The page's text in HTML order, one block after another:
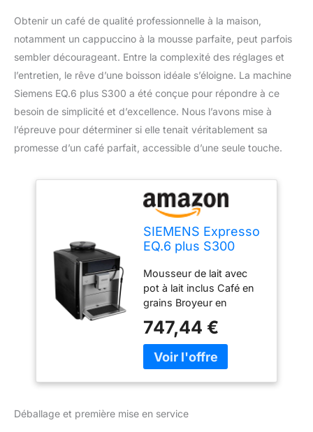
Obtenir un café de qualité professionnelle à la maison,
notamment un cappuccino à la mousse parfaite, peut parfois
sembler décourageant. Entre la complexité des réglages et
l’entretien, le rêve d’une boisson idéale s’éloigne. La machine
Siemens EQ.6 plus S300 a été conçue pour répondre à ce
besoin de simplicité et d’excellence. Nous l’avons mise à
l’épreuve pour déterminer si elle tenait véritablement sa
promesse d’un café parfait, accessible d’une seule touche.
SIEMENS Expresso
EQ.6 plus S300
lait TE653M11RW
Mousseur de lait avec
pot à lait inclus Café en
grains Broyeur en
percolation amovible
Sélection intuitive des
boissons et des
747,44 €
Déballage et première mise en service